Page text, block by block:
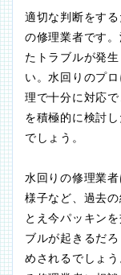
適切な判断をす
の修理業者です
たトラブルが発
い。水回りのプ
理で十分に対応
を積極的に検討
でしょう。
水回りの修理業
様子など、過去
とえ今パッキン
ブルが起きるだ
めされるでしょ